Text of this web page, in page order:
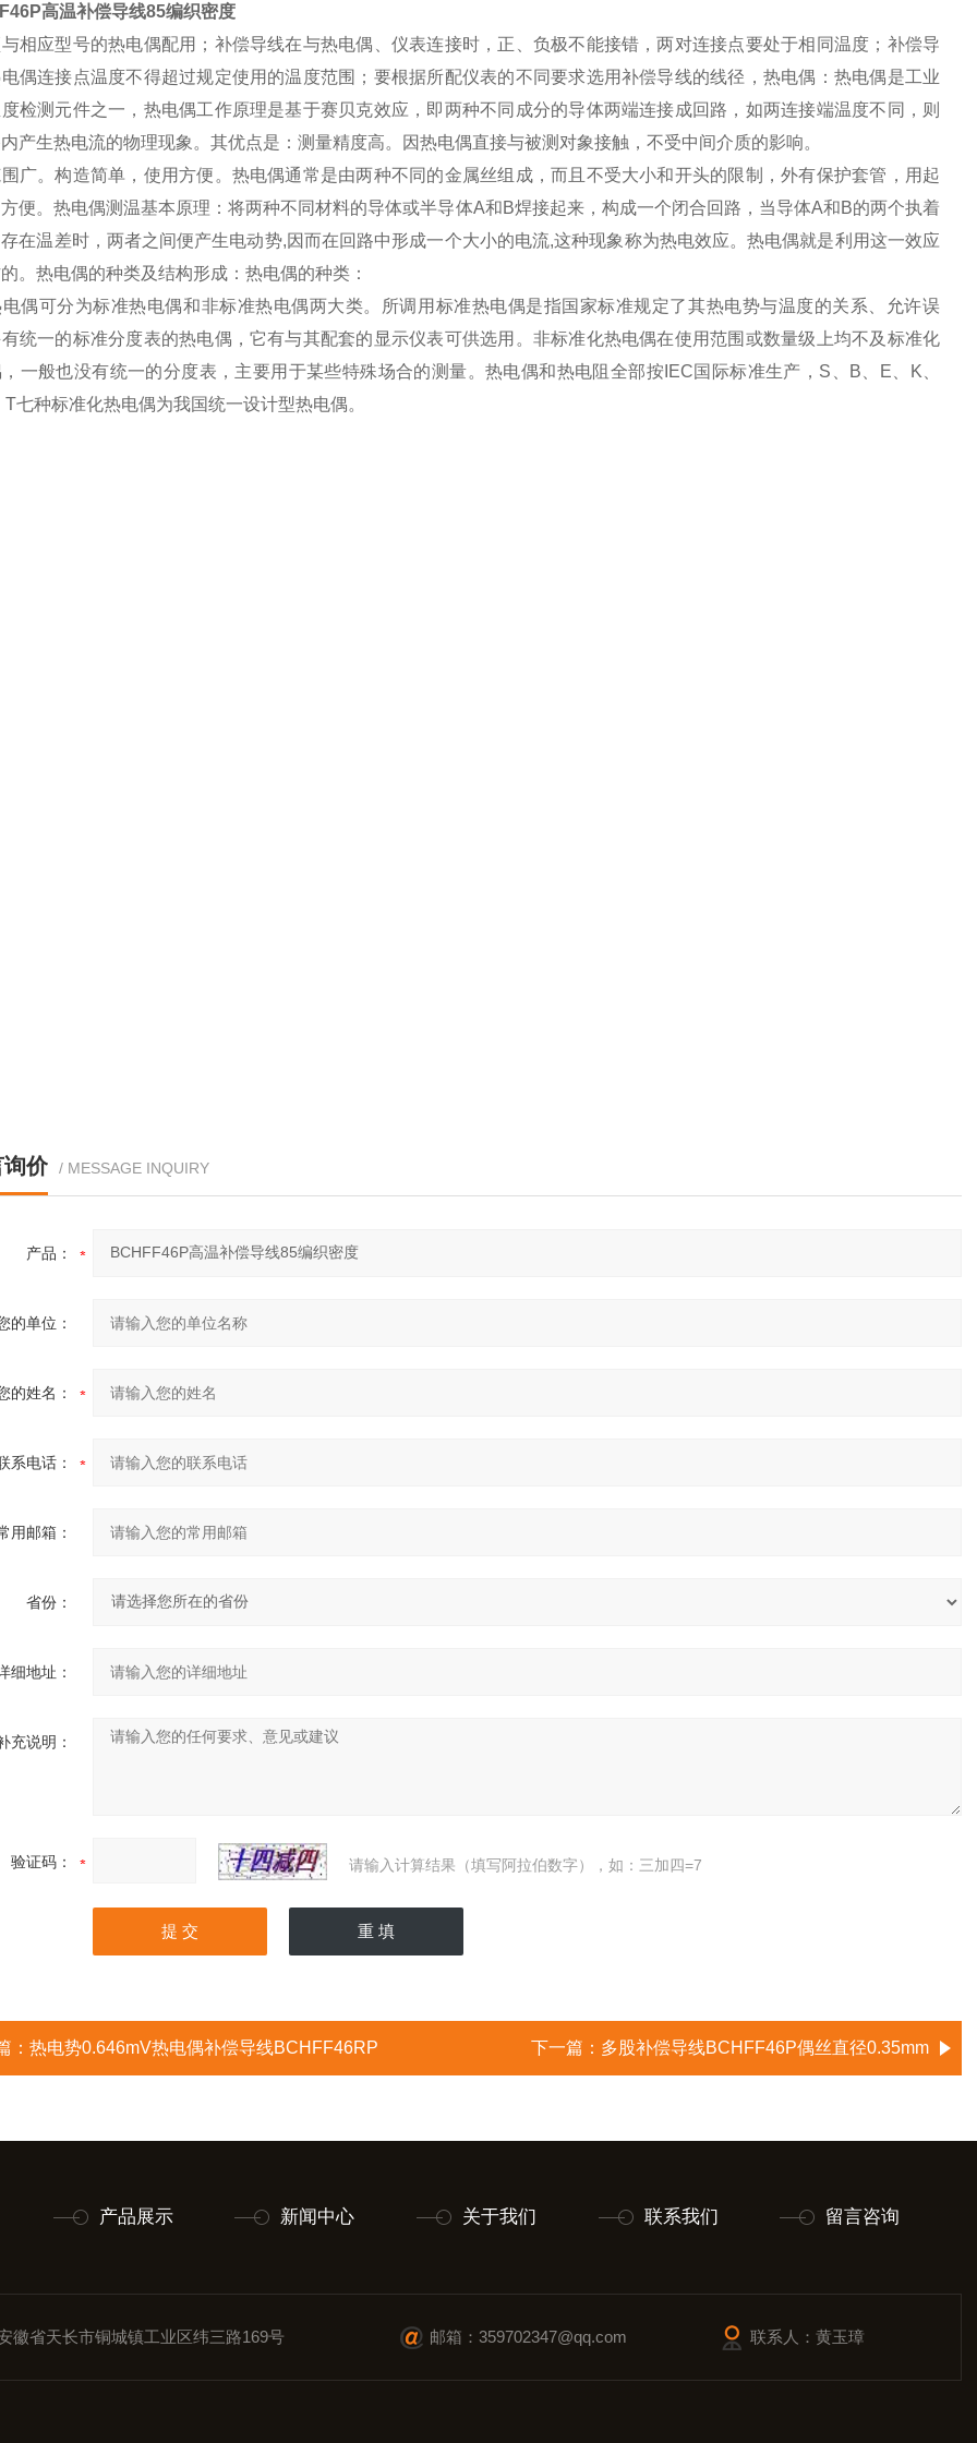
高温补偿导线85编织密度
相应型号的热电偶配用；补偿导线在与热电偶、仪表连接时，正、负极不能接错，两对连接点要处于相同温度；补偿导
偶连接点温度不得超过规定使用的温度范围；要根据所配仪表的不同要求选用补偿导线的线径，热电偶：热电偶是工业
检测元件之一，热电偶工作原理是基于赛贝克效应，即两种不同成分的导体两端连接成回路，如两连接端温度不同，则
产生热电流的物理现象。其优点是：测量精度高。因热电偶直接与被测对象接触，不受中间介质的影响。
广。构造简单，使用方便。热电偶通常是由两种不同的金属丝组成，而且不受大小和开头的限制，外有保护套管，用起
便。热电偶测温基本原理：将两种不同材料的导体或半导体A和B焊接起来，构成一个闭合回路，当导体A和B的两个执着
在温差时，两者之间便产生电动势,因而在回路中形成一个大小的电流,这种现象称为热电效应。热电偶就是利用这一效应
。热电偶的种类及结构形成：热电偶的种类：
偶可分为标准热电偶和非标准热电偶两大类。所调用标准热电偶是指国家标准规定了其热电势与温度的关系、允许误
统一的标准分度表的热电偶，它有与其配套的显示仪表可供选用。非标准化热电偶在使用范围或数量级上均不及标准化
一般也没有统一的分度表，主要用于某些特殊场合的测量。热电偶和热电阻全部按IEC国际标准生产，S、B、E、K、
七种标准化热电偶为我国统一设计型热电偶。
价 / MESSAGE INQUIRY
产品：
的单位：
的姓名：
系电话：
用邮箱：
省份：
细地址：
充说明：
验证码： 请输入计算结果（填写阿拉伯数字），如：三加四=7
： 热电势0.646mV热电偶补偿导线BCHFF46RP 下一篇： 多股补偿导线BCHFF46P偶丝直径0.35mm
产品展示 新闻中心 关于我们 联系我们 留言咨询
徽省天长市铜城镇工业区纬三路169号 邮箱：359702347@qq.com 联系人：黄玉璋